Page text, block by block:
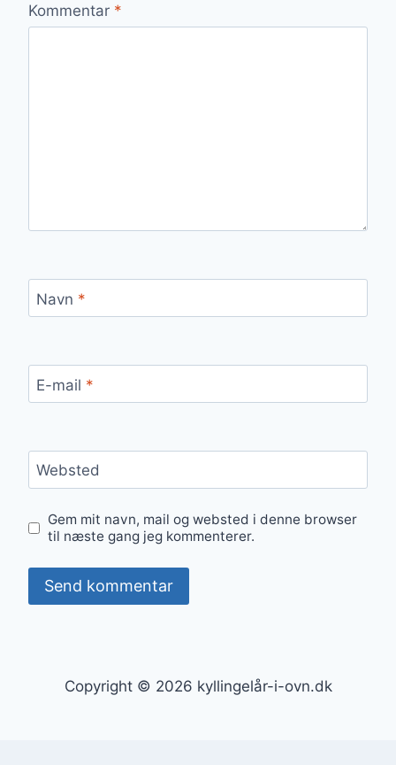
Kommentar *
Navn *
E-mail *
Websted
Gem mit navn, mail og websted i denne browser
til næste gang jeg kommenterer.
Copyright © 2026 kyllingelår-i-ovn.dk